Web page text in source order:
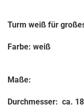
Turm weiß für
Farbe: weiß
Maße:
Durchmesser: ca.